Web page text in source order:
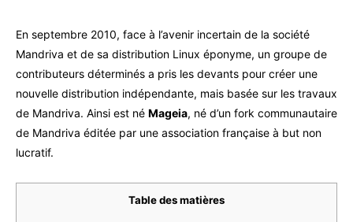
En septembre 2010, face à l’avenir incertain de la société
Mandriva et de sa distribution Linux éponyme, un groupe de
contributeurs déterminés a pris les devants pour créer une
nouvelle distribution indépendante, mais basée sur les travaux
de Mandriva. Ainsi est né Mageia, né d’un fork communautaire
de Mandriva éditée par une association française à but non
lucratif.
Table des matières